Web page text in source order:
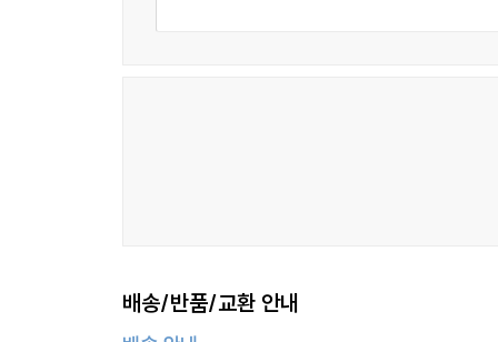
배송/반품/교환 안내